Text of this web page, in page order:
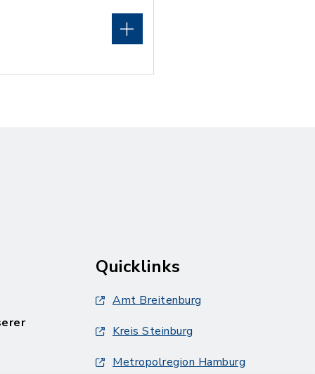
Quicklinks
Amt Breitenburg
Kreis Steinburg
Metropolregion Hamburg